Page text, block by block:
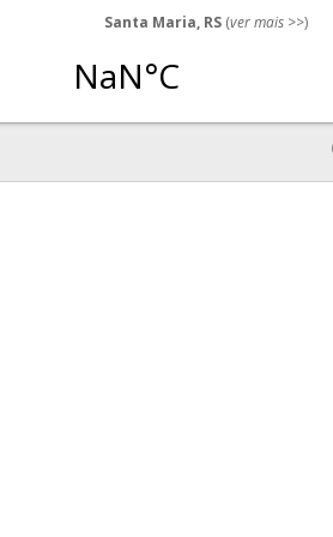
Santa Maria, RS (ver mais >>)